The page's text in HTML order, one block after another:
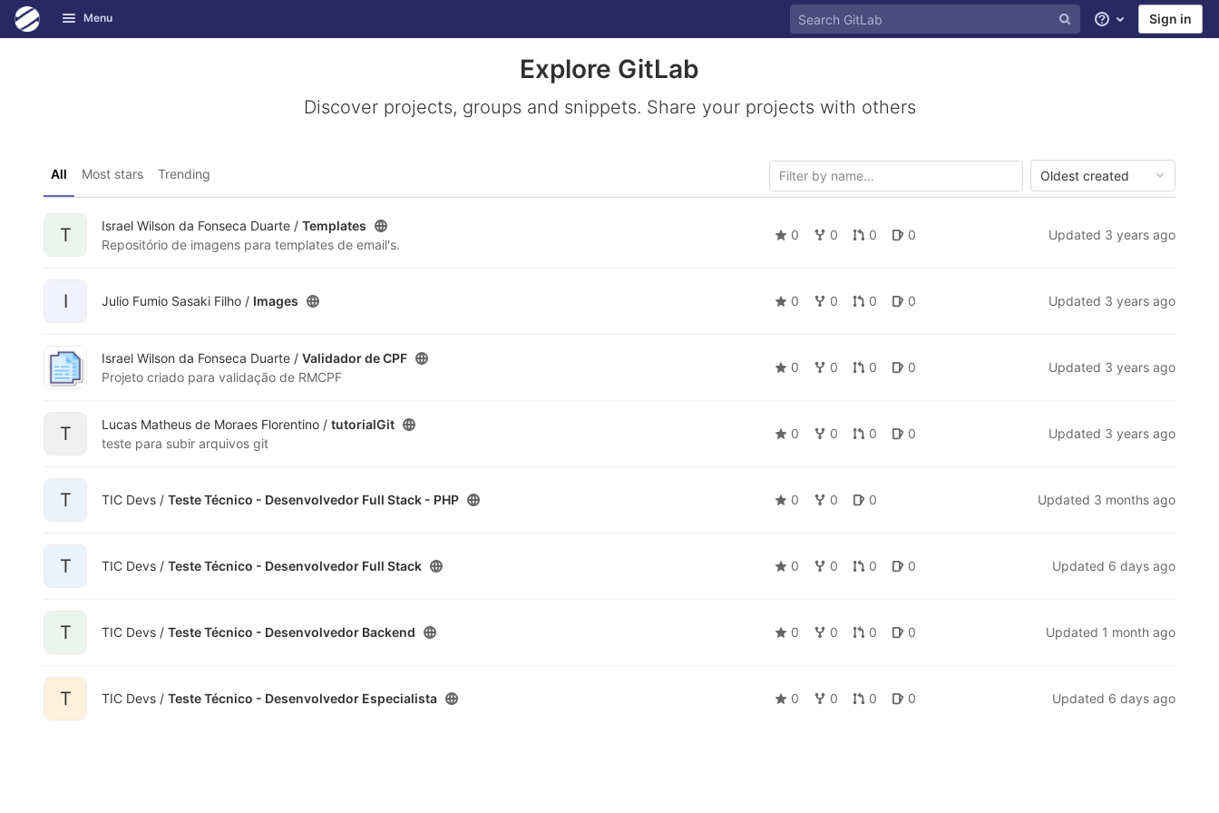
Skip to content
GitLab Menu
Help Sign in
Explore GitLab
Discover projects, groups and snippets. Share your projects with others
All Most stars Trending Oldest created
T Israel Wilson da Fonseca Duarte / Templates
Repositório de imagens para templates de email's.
0 0 0 0 Updated 3 years ago
I Julio Fumio Sasaki Filho / Images 0 0 0 0 Updated 3 years ago
Israel Wilson da Fonseca Duarte / Validador de CPF
Projeto criado para validação de RMCPF
0 0 0 0 Updated 3 years ago
T Lucas Matheus de Moraes Florentino / tutorialGit
teste para subir arquivos git
0 0 0 0 Updated 3 years ago
T TIC Devs / Teste Técnico - Desenvolvedor Full Stack - PHP 0 0 0 Updated 3 months ago
T TIC Devs / Teste Técnico - Desenvolvedor Full Stack 0 0 0 0 Updated 6 days ago
T TIC Devs / Teste Técnico - Desenvolvedor Backend 0 0 0 0 Updated 1 month ago
T TIC Devs / Teste Técnico - Desenvolvedor Especialista 0 0 0 0 Updated 6 days ago